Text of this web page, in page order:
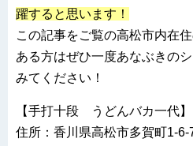
躍すると思います！
この記事をご覧の高松市内在
ある方はぜひ一度あなぶきの
みてください！
【手打十段 うどんバカ一代】
住所：香川県高松市多賀町1-6-